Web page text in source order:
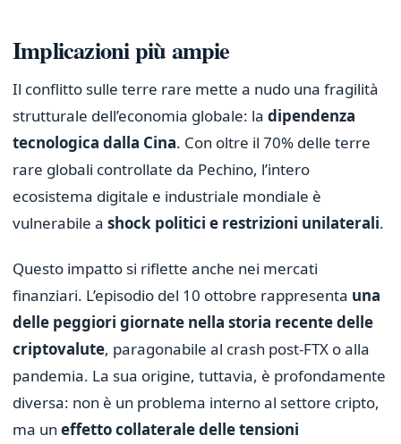
Implicazioni più ampie
Il conflitto sulle terre rare mette a nudo una fragilità
strutturale dell’economia globale: la dipendenza
tecnologica dalla Cina. Con oltre il 70% delle terre
rare globali controllate da Pechino, l’intero
ecosistema digitale e industriale mondiale è
vulnerabile a shock politici e restrizioni unilaterali.
Questo impatto si riflette anche nei mercati
finanziari. L’episodio del 10 ottobre rappresenta una
delle peggiori giornate nella storia recente delle
criptovalute, paragonabile al crash post-FTX o alla
pandemia. La sua origine, tuttavia, è profondamente
diversa: non è un problema interno al settore cripto,
ma un effetto collaterale delle tensioni